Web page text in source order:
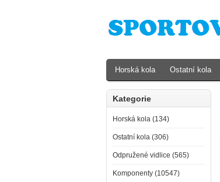
Kategorie
Horská kola (134)
Ostatní kola (306)
Odpružené vidlice (565)
Komponenty (10547)
Horská kola Ostatní kola